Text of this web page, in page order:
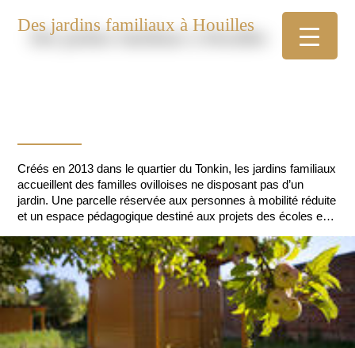
Des jardins familiaux à Houilles
Créés en 2013 dans le quartier du Tonkin, les jardins familiaux
accueillent des familles ovilloises ne disposant pas d’un
jardin. Une parcelle réservée aux personnes à mobilité réduite
et un espace pédagogique destiné aux projets des écoles et
but étant de promouvoir le développement durable et de créer
du lien social.